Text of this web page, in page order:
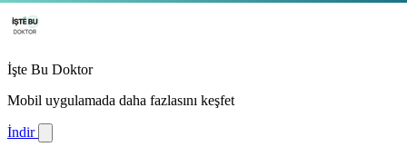
İşte Bu Doktor
Mobil uygulamada daha fazlasını keşfet
İndir